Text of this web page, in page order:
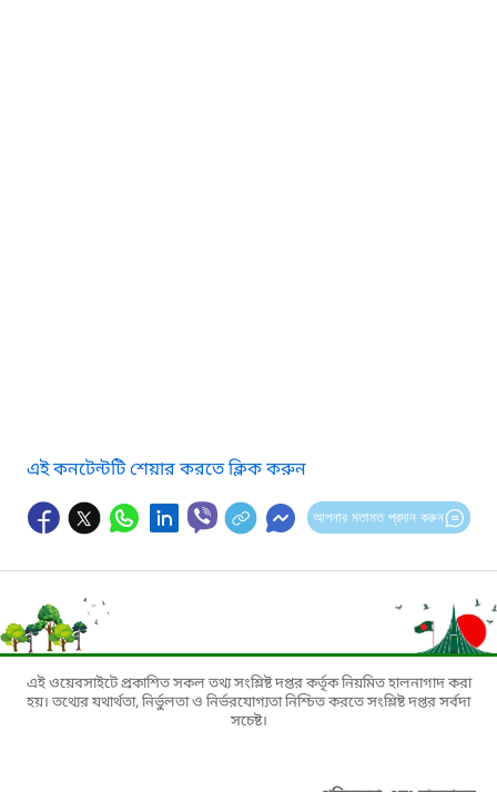
এই কনটেন্টটি শেয়ার করতে ক্লিক করুন
আপনার মতামত প্রদান করুন
এই ওয়েবসাইটে প্রকাশিত সকল তথ্য সংশ্লিষ্ট দপ্তর কর্তৃক নিয়মিত হালনাগাদ করা
হয়। তথ্যের যথার্থতা, নির্ভুলতা ও নির্ভরযোগ্যতা নিশ্চিত করতে সংশ্লিষ্ট দপ্তর সর্বদা
সচেষ্ট।